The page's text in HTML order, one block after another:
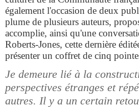
également l'occasion de deux
plume de plusieurs auteurs,
accomplie, ainsi qu'une
Roberts-Jones, cette dernière
présenter un coffret de cinq
Je demeure lié à la
perspectives étranges et
autres. Il y a un certain